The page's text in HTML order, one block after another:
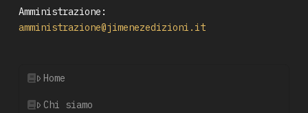
Amministrazione:
amministrazione@jimenezedizioni.it
Home
Chi siamo